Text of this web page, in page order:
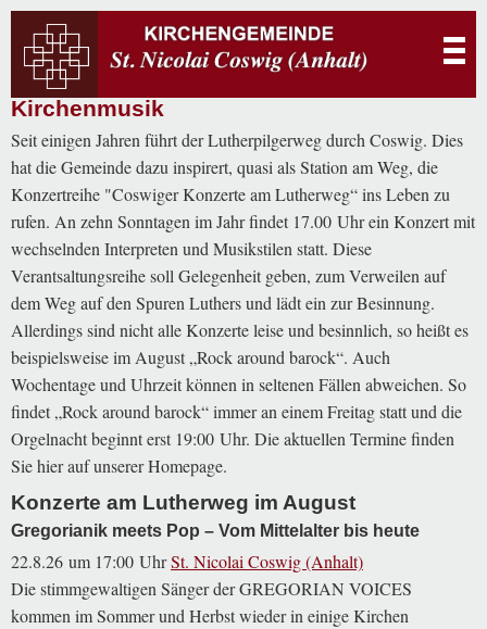
Kirchenmusik
Seit einigen Jahren führt der Lutherpilgerweg durch Coswig. Dies
hat die Gemeinde dazu inspirert, quasi als Station am Weg, die
Konzertreihe "Coswiger Konzerte am Lutherweg“ ins Leben zu
rufen. An zehn Sonntagen im Jahr findet 17.00 Uhr ein Konzert mit
wechselnden Interpreten und Musikstilen statt. Diese
Verantsaltungsreihe soll Gelegenheit geben, zum Verweilen auf
dem Weg auf den Spuren Luthers und lädt ein zur Besinnung.
Allerdings sind nicht alle Konzerte leise und besinnlich, so heißt es
beispielsweise im August „Rock around barock“. Auch
Wochentage und Uhrzeit können in seltenen Fällen abweichen. So
findet „Rock around barock“ immer an einem Freitag statt und die
Orgelnacht beginnt erst 19:00 Uhr. Die aktuellen Termine finden
Sie hier auf unserer Homepage.
Konzerte am Lutherweg im August
Gregorianik meets Pop – Vom Mittelalter bis heute
22.8.26 um 17:00 UhrSt. Nicolai Coswig (Anhalt)
Die stimmgewaltigen Sänger der GREGORIAN VOICES
kommen im Sommer und Herbst wieder in einige Kirchen